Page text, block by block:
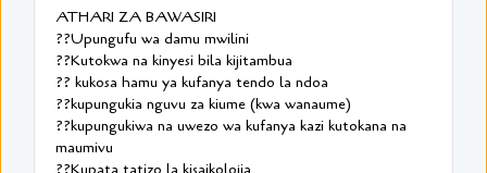
ATHARI ZA BAWASIRI
??Upungufu wa damu mwilini
??Kutokwa na kinyesi bila kijitambua
?? kukosa hamu ya kufanya tendo la ndoa
??kupungukia nguvu za kiume (kwa wanaume)
??kupungukiwa na uwezo wa kufanya kazi kutokana na
maumivu